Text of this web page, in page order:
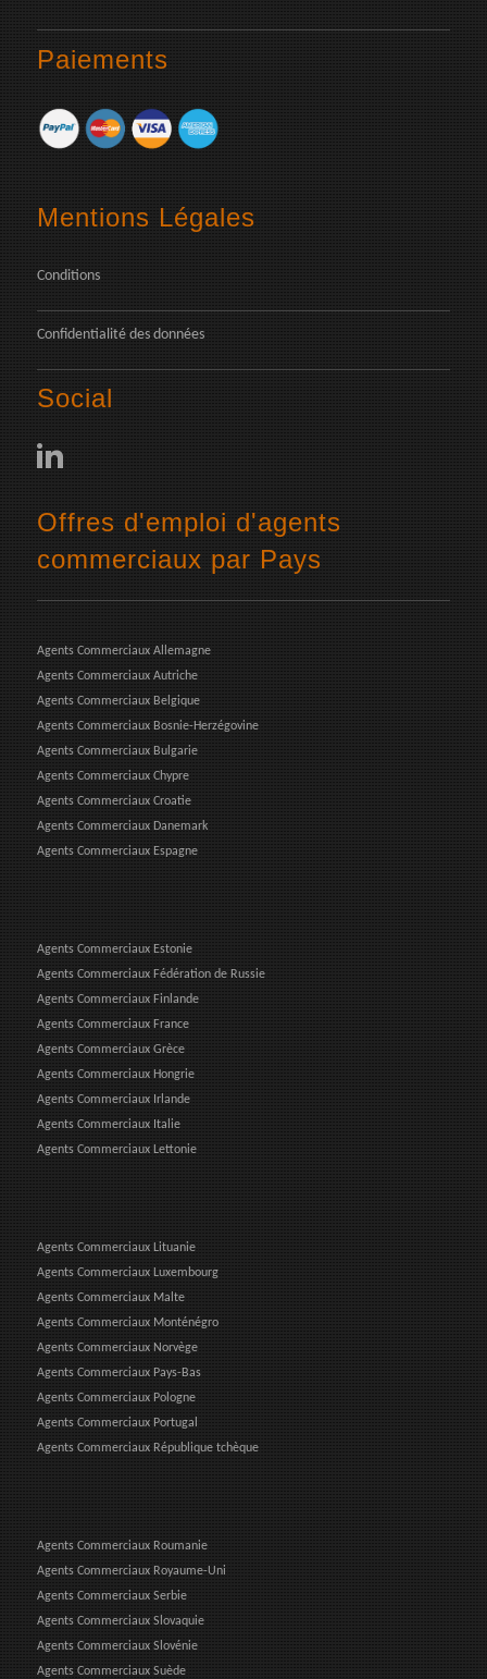
Paiements
Mentions Légales
Conditions
Confidentialité des données
Social
Offres d'emploi d'agents
commerciaux par Pays
Agents Commerciaux Allemagne
Agents Commerciaux Autriche
Agents Commerciaux Belgique
Agents Commerciaux Bosnie-Herzégovine
Agents Commerciaux Bulgarie
Agents Commerciaux Chypre
Agents Commerciaux Croatie
Agents Commerciaux Danemark
Agents Commerciaux Espagne
Agents Commerciaux Estonie
Agents Commerciaux Fédération de Russie
Agents Commerciaux Finlande
Agents Commerciaux France
Agents Commerciaux Grèce
Agents Commerciaux Hongrie
Agents Commerciaux Irlande
Agents Commerciaux Italie
Agents Commerciaux Lettonie
Agents Commerciaux Lituanie
Agents Commerciaux Luxembourg
Agents Commerciaux Malte
Agents Commerciaux Monténégro
Agents Commerciaux Norvège
Agents Commerciaux Pays-Bas
Agents Commerciaux Pologne
Agents Commerciaux Portugal
Agents Commerciaux République tchèque
Agents Commerciaux Roumanie
Agents Commerciaux Royaume-Uni
Agents Commerciaux Serbie
Agents Commerciaux Slovaquie
Agents Commerciaux Slovénie
Agents Commerciaux Suède